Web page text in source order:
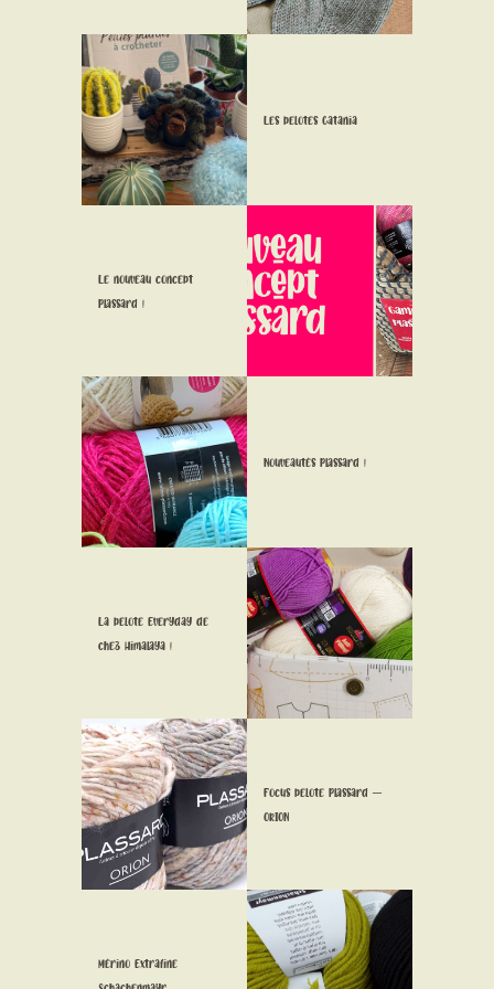
Les pelotes Catania
Le nouveau concept
Plassard !
Nouveautés Plassard !
La pelote Everyday de
chez Himalaya !
Focus pelote Plassard –
ORION
Mérino Extrafine